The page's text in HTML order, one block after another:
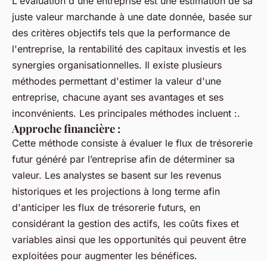
juste valeur marchande à une date donnée, basée sur
des critères objectifs tels que la performance de
l'entreprise, la rentabilité des capitaux investis et les
synergies organisationnelles. Il existe plusieurs
méthodes permettant d'estimer la valeur d'une
entreprise, chacune ayant ses avantages et ses
inconvénients. Les principales méthodes incluent :.
Approche financière :
Cette méthode consiste à évaluer le flux de trésorerie
futur généré par l’entreprise afin de déterminer sa
valeur. Les analystes se basent sur les revenus
historiques et les projections à long terme afin
d'anticiper les flux de trésorerie futurs, en
considérant la gestion des actifs, les coûts fixes et
variables ainsi que les opportunités qui peuvent être
exploitées pour augmenter les bénéfices.